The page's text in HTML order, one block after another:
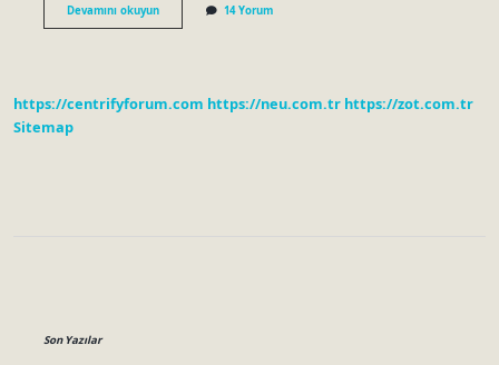
Devamını okuyunFransız
Guyanası
14 Yorum
https://centrifyforum.com https://neu.com.tr https://zot.com.tr
Sitemap
Son Yazılar